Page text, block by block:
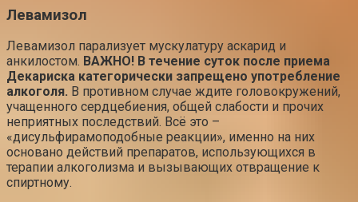
Левамизол
Левамизол парализует мускулатуру аскарид и
анкилостом. ВАЖНО! В течение суток после приема
Декариска категорически запрещено употребление
алкоголя. В противном случае ждите головокружений,
учащенного сердцебиения, общей слабости и прочих
неприятных последствий. Всё это –
«дисульфирамоподобные реакции», именно на них
основано действий препаратов, использующихся в
терапии алкоголизма и вызывающих отвращение к
спиртному.